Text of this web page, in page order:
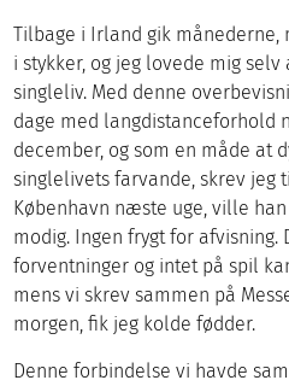
Tilbage i Irland gik
i stykker, og jeg lovede mig
singleliv. Med denne
dage med langdistanceforhold
december, og som en måde at
singlelivets farvande, skrev jeg
København næste uge, ville han
modig. Ingen frygt for afvisning.
forventninger og intet på spil
mens vi skrev sammen på
morgen, fik jeg kolde fødder.
Denne forbindelse vi havde